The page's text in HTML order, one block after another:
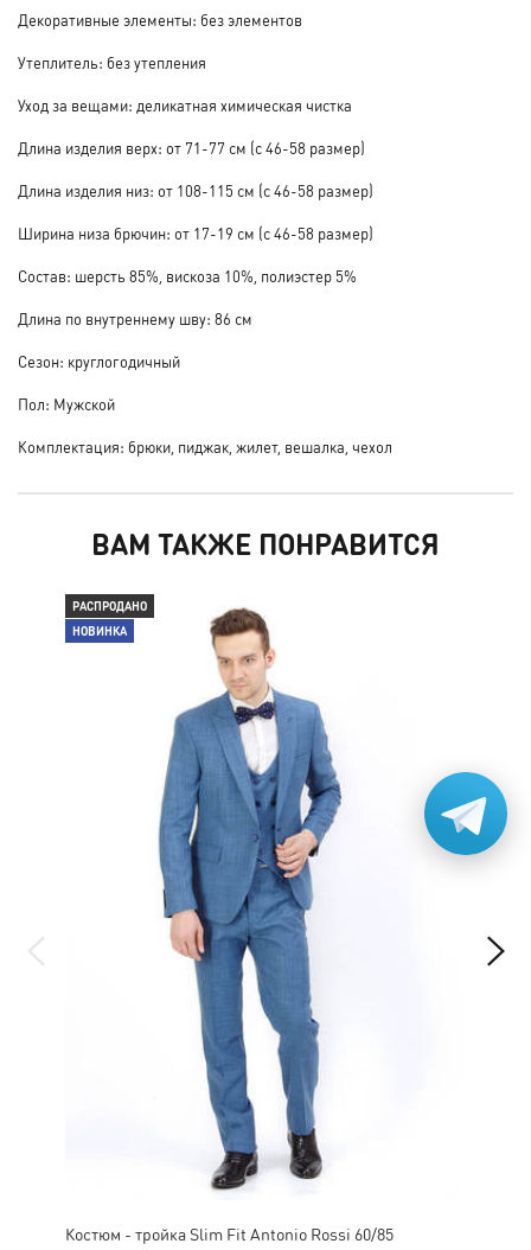
Декоративные элементы: без элементов
Утеплитель: без утепления
Уход за вещами: деликатная химическая чистка
Длина изделия верх: от 71-77 см (с 46-58 размер)
Длина изделия низ: от 108-115 см (с 46-58 размер)
Ширина низа брючин: от 17-19 см (с 46-58 размер)
Состав: шерсть 85%, вискоза 10%, полиэстер 5%
Длина по внутреннему шву: 86 см
Сезон: круглогодичный
Пол: Мужской
Комплектация: брюки, пиджак, жилет, вешалка, чехол
ВАМ ТАКЖЕ ПОНРАВИТСЯ
РАСПРОДАНО
НОВИНКА
Костюм - тройка Slim Fit Antonio Rossi 60/85